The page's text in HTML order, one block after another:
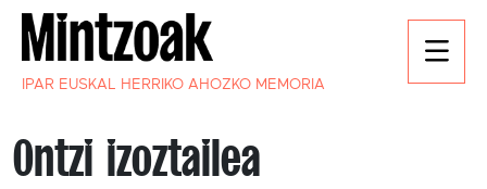
IPAR EUSKAL HERRIKO AHOZKO MEMORIA
Ontzi izoztailea